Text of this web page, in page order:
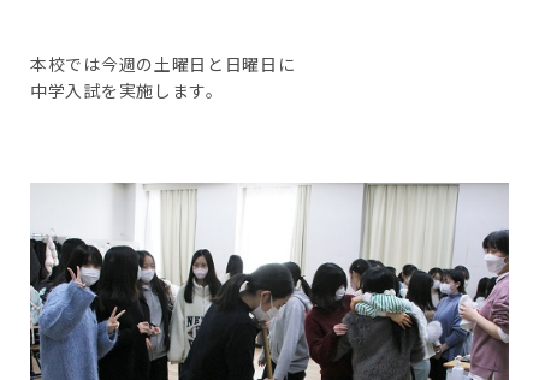
本校では今週の土曜日と日曜日に
中学入試を実施します。